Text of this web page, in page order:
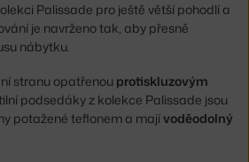
Palissade pro ještě větší pohodlí a
je navrženo tak, aby přesně
nábytku.
stranu opatřenou protiskluzovým
podsedáky z kolekce Palissade jsou
potažené teflonem a majívoděodolný